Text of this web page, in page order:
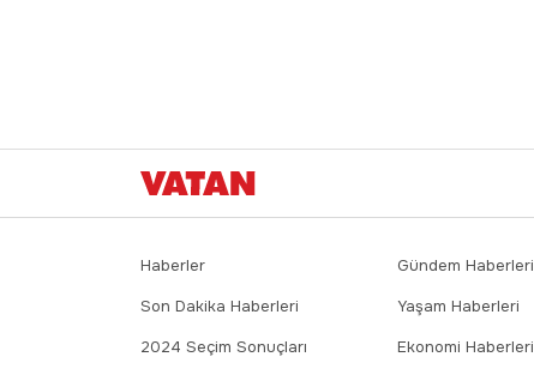
Haberler
Son Dakika Haberleri
2024 Seçim Sonuçları
Gündem Haberleri
Yaşam Haberleri
Ekonomi Haberleri